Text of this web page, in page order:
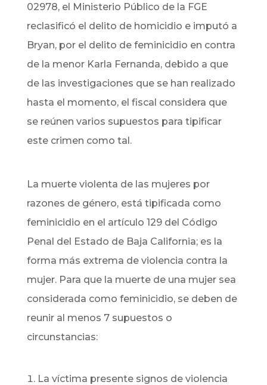
02978, el Ministerio Público de la FGE
reclasificó el delito de homicidio e imputó a
Bryan, por el delito de feminicidio en contra
de la menor Karla Fernanda, debido a que
de las investigaciones que se han realizado
hasta el momento, el fiscal considera que
se reúnen varios supuestos para tipificar
este crimen como tal.
La muerte violenta de las mujeres por
razones de género, está tipificada como
feminicidio en el artículo 129 del Código
Penal del Estado de Baja California; es la
forma más extrema de violencia contra la
mujer. Para que la muerte de una mujer sea
considerada como feminicidio, se deben de
reunir al menos 7 supuestos o
circunstancias:
La víctima presente signos de violencia